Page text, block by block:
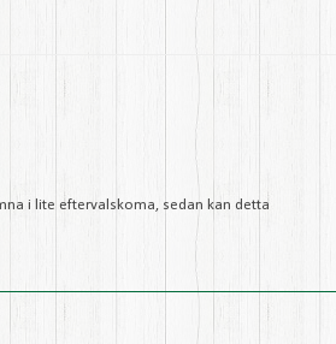
i lite eftervalskoma, sedan kan detta